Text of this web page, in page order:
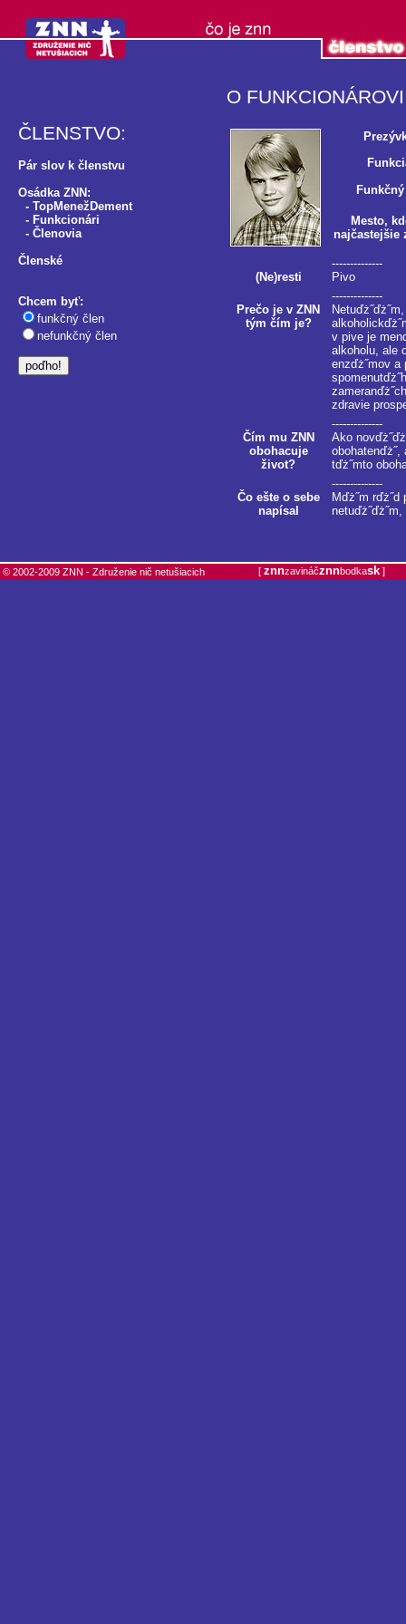
O FUNKCIONÁROVI
ČLENSTVO:
Pár slov k členstvu
Osádka ZNN:
- TopMenežDement
- Funkcionári
- Členovia
Členské
Chcem byť:
funkčný člen
nefunkčný člen
Mesto,
najčastejšie
(Ne)resti
--------------
Pivo
Prečo je v ZNN
tým čím je?
--------------
v pive je
alkoholu, ale
enzďż˝mov a
zdravie
Čím mu ZNN
obohacuje
život?
--------------
Ako
obohatenďż˝,
tďż˝mto
Čo ešte o sebe
napísal
--------------
Mďż˝m
© 2002-2009 ZNN - Združenie nič netušiacich [ znnzavináčznnbodkask ]